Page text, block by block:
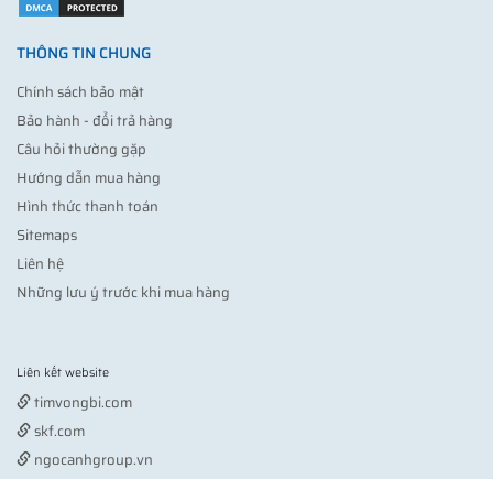
THÔNG TIN CHUNG
Chính sách bảo mật
Bảo hành - đổi trả hàng
Câu hỏi thường gặp
Hướng dẫn mua hàng
Hình thức thanh toán
Sitemaps
Liên hệ
Những lưu ý trước khi mua hàng
Liên kết website
timvongbi.com
skf.com
ngocanhgroup.vn